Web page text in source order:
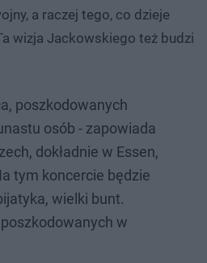
a raczej tego, co dzieje
wizja Jackowskiego też budzi
poszkodowanych
osób - zapowiada
dokładnie w Essen,
tym koncercie będzie
wielki bunt.
w